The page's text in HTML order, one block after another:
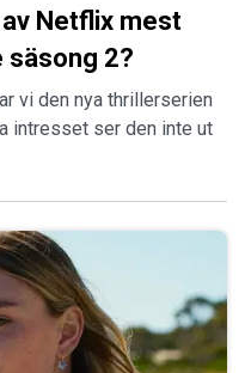
Netflix mest
säsong 2?
vi den nya thrillerserien
intresset ser den inte ut